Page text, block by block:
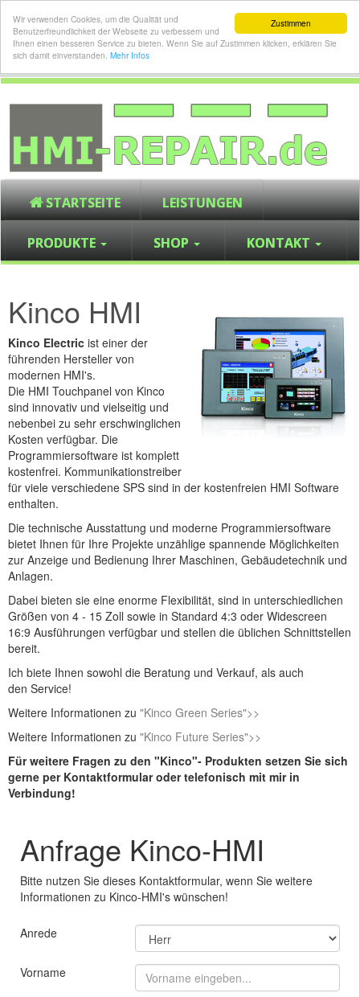
Zustimmen
Wir verwenden Cookies, um die Qualität und
Benutzerfreundlichkeit der Webseite zu verbessern und
Ihnen einen besseren Service zu bieten. Wenn Sie auf Zustimmen klicken, erklären Sie
sich damit einverstanden. Mehr Infos
STARTSEITE LEISTUNGEN
PRODUKTE SHOP KONTAKT
Kinco HMI
Kinco Electricist einer der
führenden Hersteller von
modernen HMI's.
Die HMI Touchpanel von Kinco
sind innovativ und vielseitig und
nebenbei zu sehr erschwinglichen
Kosten verfügbar. Die
Programmiersoftware ist komplett
kostenfrei. Kommunikationstreiber
für viele verschiedene SPS sind in der kostenfreien HMI Software
enthalten.
Die technische Ausstattung und moderne Programmiersoftware
bietet Ihnen für Ihre Projekte unzählige spannende Möglichkeiten
zur Anzeige und Bedienung Ihrer Maschinen, Gebäudetechnik und
Anlagen.
Dabei bieten sie eine enorme Flexibilität, sind in unterschiedlichen
Größen von 4 - 15 Zoll sowie in Standard 4:3 oder Widescreen
16:9 Ausführungen verfügbar und stellen die üblichen Schnittstellen
bereit.
Ich biete Ihnen sowohl die Beratung und Verkauf, als auch
den Service!
Weitere Informationen zu "Kinco Green Series">>
Weitere Informationen zu "Kinco Future Series">>
Für weitere Fragen zu den "Kinco"- Produkten setzen Sie sich
gerne per Kontaktformular oder telefonisch mit mir in
Verbindung!